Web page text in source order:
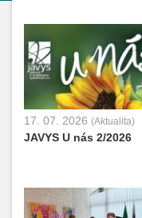
17. 07. 2026 (Aktualita)
JAVYS U nás 2/2026